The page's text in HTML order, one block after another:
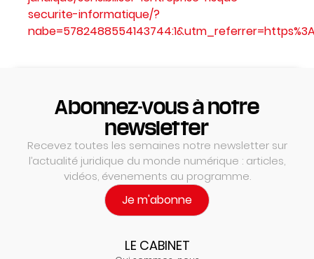
securite-informatique/?
Abonnez-vous à notre
newsletter
Recevez toutes les semaines notre newsletter sur
l’actualité juridique du monde numérique : articles,
vidéos, évenements au programme.
Je m'abonne
LE CABINET